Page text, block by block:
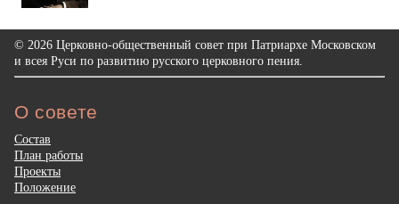
© 2026 Церковно-общественный совет при Патриархе Московском
и всея Руси по развитию русского церковного пения.
О совете
Состав
План работы
Проекты
Положение